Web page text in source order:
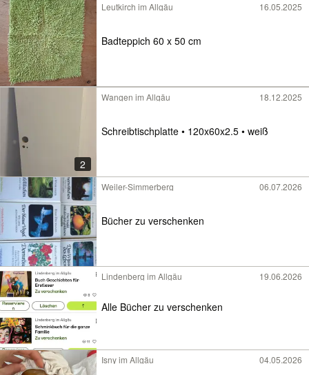
Leutkirch im Allgäu 16.05.2025
Badteppich 60 x 50 cm
2
Wangen im Allgäu 18.12.2025
Schreibtischplatte • 120x60x2.5 • weiß
Weiler-Simmerberg 06.07.2026
Bücher zu verschenken
Lindenberg im Allgäu 19.06.2026
Alle Bücher zu verschenken
Isny im Allgäu 04.05.2026